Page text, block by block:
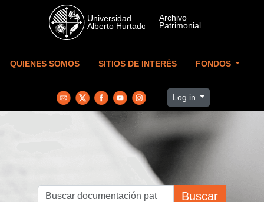
Skip to main content
QUIENES SOMOS SITIOS DE INTERÉS FONDOS
Log in
Buscar